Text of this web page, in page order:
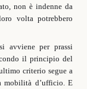
non è indenne da
volta potrebbero
avviene per prassi
il principio del
criterio segue a
mobilità d’ufficio. E